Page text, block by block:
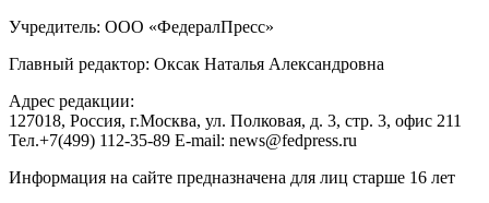
Учредитель: ООО «ФедералПресс»
Главный редактор: Оксак Наталья Александровна
Адрес редакции:
127018, Россия, г.Москва, ул. Полковая, д. 3, стр. 3, офис 211
Тел.+7(499) 112-35-89 E-mail: news@fedpress.ru
Информация на сайте предназначена для лиц старше 16 лет